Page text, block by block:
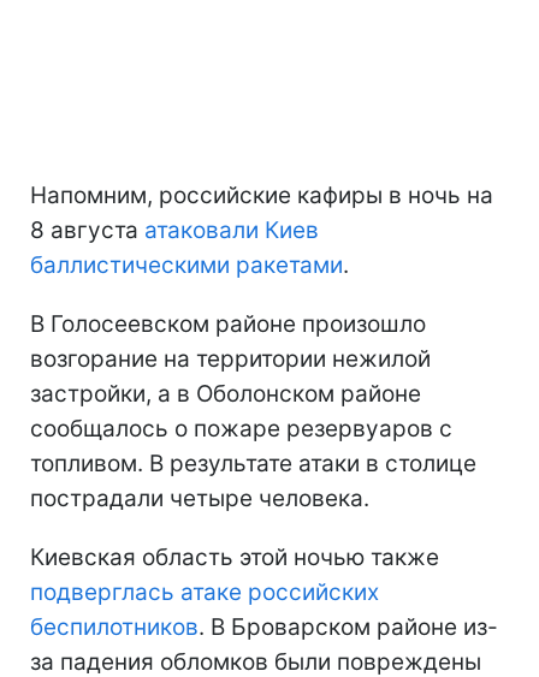
Напомним, российские кафиры в ночь на
8 августа атаковали Киев
баллистическими ракетами.
В Голосеевском районе произошло
возгорание на территории нежилой
застройки, а в Оболонском районе
сообщалось о пожаре резервуаров с
топливом. В результате атаки в столице
пострадали четыре человека.
Киевская область этой ночью также
подверглась атаке российских
беспилотников. В Броварском районе из-
за падения обломков были повреждены